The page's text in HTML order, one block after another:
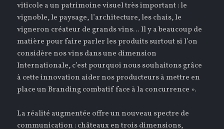
viticole a un patrimoine visuel très important : le
vignoble, le paysage, l’architecture, les chais, le
vigneron créateur de grands vins… Il y a beaucoup de
matière pour faire parler les produits surtout si l’on
considère nos vins dans une dimension
Internationale, c’est pourquoi nous souhaitons grâce
à cette innovation aider nos producteurs à mettre en
place un Branding combatif face à la concurrence ».
La réalité augmentée offre un nouveau spectre de
communication : châteaux en trois dimensions,